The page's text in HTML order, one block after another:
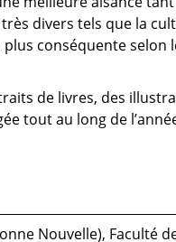
divers tels que la
conséquente selon
de livres, des
tout au long de
Nouvelle), Faculté